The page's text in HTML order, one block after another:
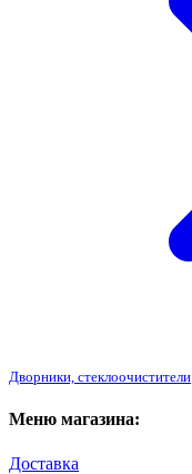
Дворники, стеклоочистители
Меню магазина:
Доставка